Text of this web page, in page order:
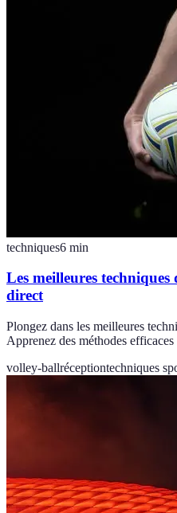
techniques6 min
Les meilleures
direct
Plongez dans les meilleures
Apprenez des méthodes
volley-ballréceptiontechniques